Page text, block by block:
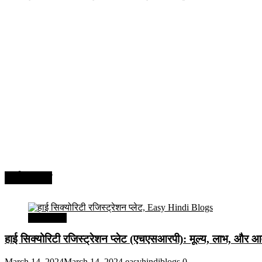
हाई सिक्योरिटी रजिस्ट्रेशन प्लेट (एचएसआरपी): मूल्य, लाभ,